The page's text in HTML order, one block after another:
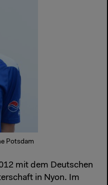
Potsdam
mit dem Deutschen
in Nyon. Im